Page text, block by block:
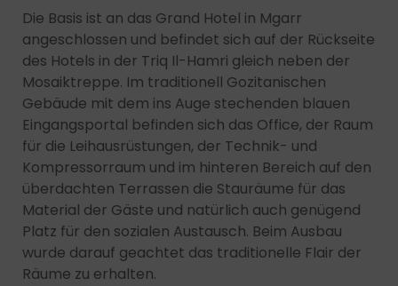
Die Basis ist an das Grand Hotel in Mgarr
angeschlossen und befindet sich auf der Rückseite
des Hotels in der Triq Il-Hamri gleich neben der
Mosaiktreppe. Im traditionell Gozitanischen
Gebäude mit dem ins Auge stechenden blauen
Eingangsportal befinden sich das Office, der Raum
für die Leihausrüstungen, der Technik- und
Kompressorraum und im hinteren Bereich auf den
überdachten Terrassen die Stauräume für das
Material der Gäste und natürlich auch genügend
Platz für den sozialen Austausch. Beim Ausbau
wurde darauf geachtet das traditionelle Flair der
Räume zu erhalten.